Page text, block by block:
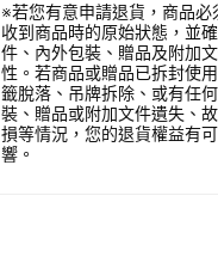
※若您有意申請退貨，商品必
收到商品時的原始狀態，並
件、內外包裝、贈品及附加
性。若商品或贈品已拆封使
籤脫落、吊牌拆除、或有任
裝、贈品或附加文件遺失、
損等情況，您的退貨權益有
響。